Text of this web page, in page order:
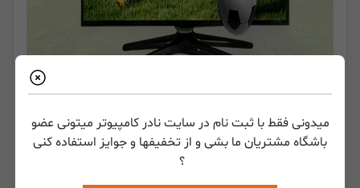
میدونی فقط با ثبت نام در سایت نادر کامپیوتر میتونی عضو
باشگاه مشتریان ما بشی و از تخفیفها و جوایز استفاده کنی
؟
اسپلیتر + ماتریکس